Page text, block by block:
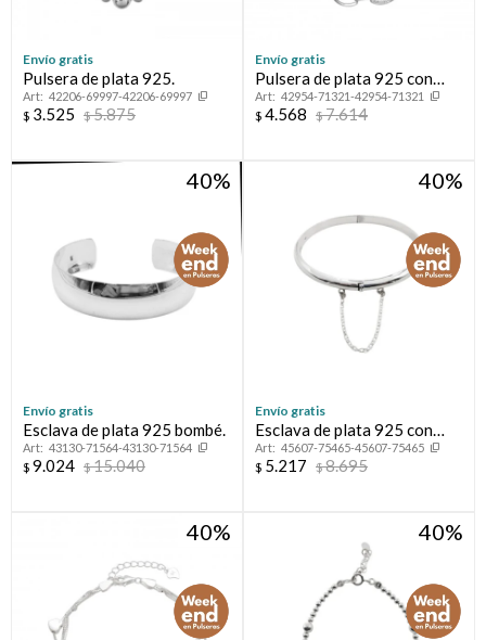
Envío gratis
Pulsera de plata 925.
42206-69997-42206-69997
$ 3.525 $5.875
Envío gratis
Pulsera de plata 925 con
circonias.
42954-71321-42954-71321
$ 4.568 $7.614
40
Envío gratis
Esclava de plata 925 bombé.
43130-71564-43130-71564
$ 9.024 $15.040
40
Envío gratis
Esclava de plata 925 con
cierre de caja y cadena de
seguridad.
45607-75465-45607-75465
$ 5.217 $8.695
40 40